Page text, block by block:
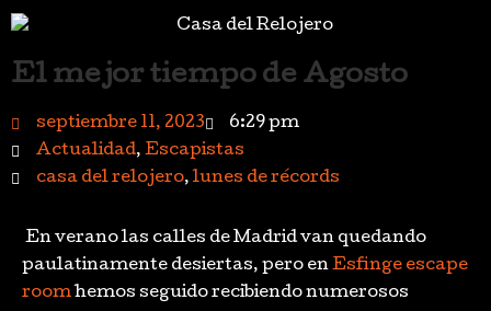
El mejor tiempo de Agosto
septiembre 11, 2023
6:29 pm
Actualidad, Escapistas
casa del relojero, lunes de récords
En verano las calles de Madrid van quedando
paulatinamente desiertas, pero enEsfinge escape
roomhemos seguido recibiendo numerosos